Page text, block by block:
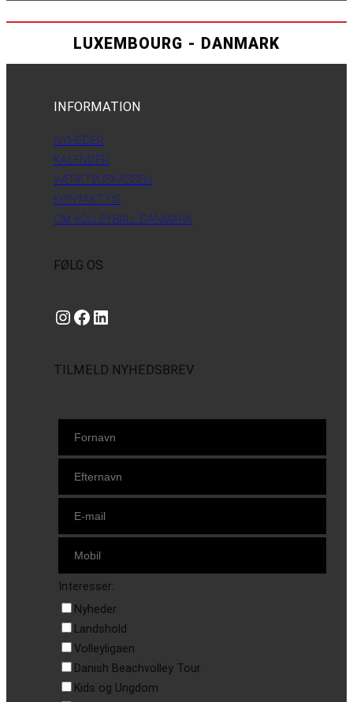
LUXEMBOURG - DANMARK
INFORMATION
NYHEDER
KALENDER
VÆRKTØJSKASSEN
KONTAKT OS
OM VOLLEYBALL DANMARK
FØLG OS
Instagram https://www.facebook.com/danishbeachvolleytour LinkedIn
TILMELD NYHEDSBREV
Interesser:
Nyheder
Landshold
Volleyligaen
Danish Beachvolley Tour
Kids og Ungdom